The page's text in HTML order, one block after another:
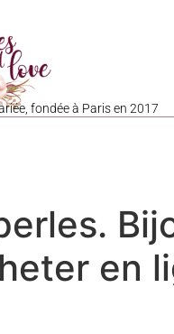
fondée à Paris en 2017
en